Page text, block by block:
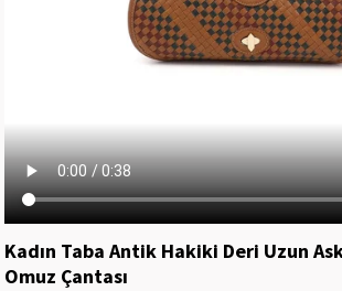
Kadın Taba Antik Hakiki Deri Uzun
Omuz Çantası